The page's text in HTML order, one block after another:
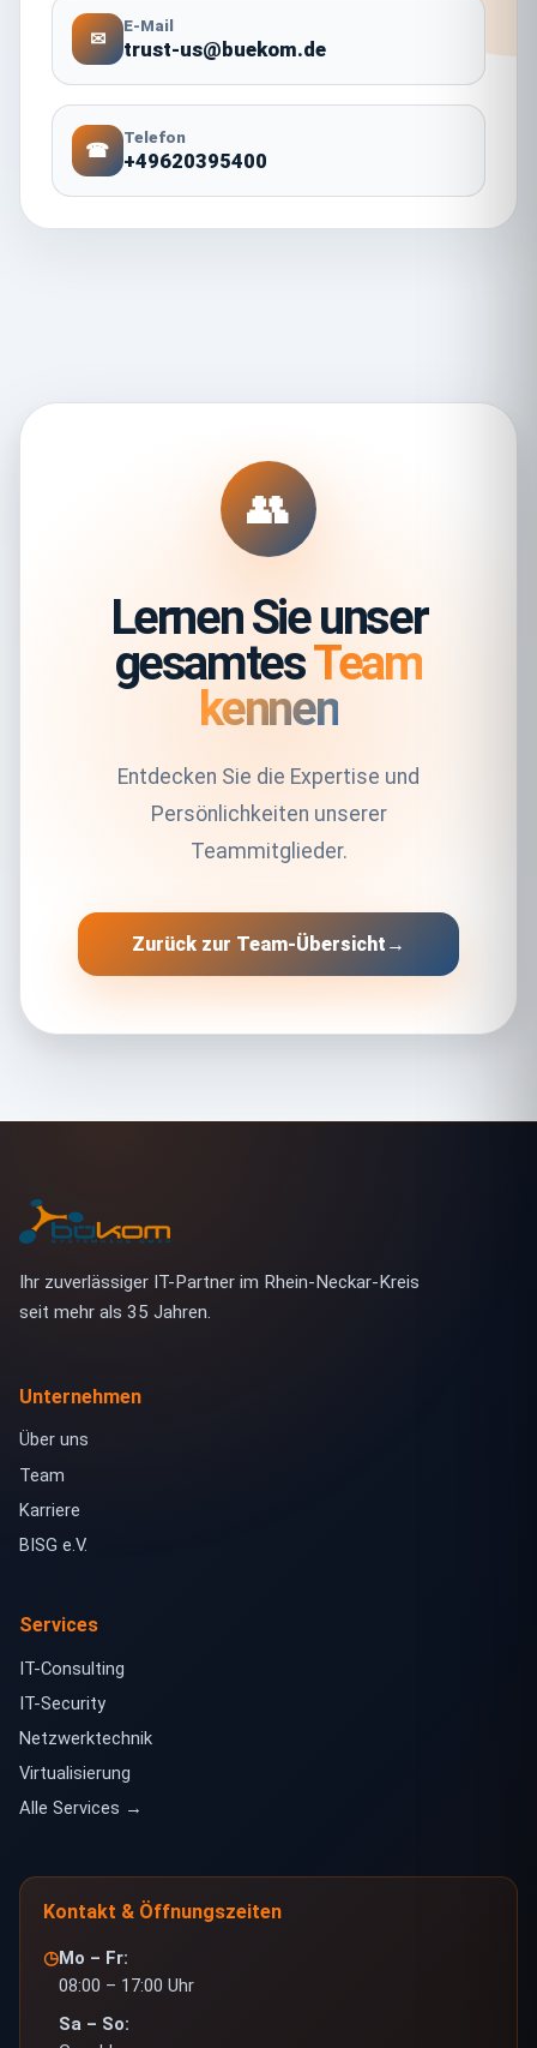
✉
E-Mail
trust-us@buekom.de
☎
Telefon
+49620395400
👥
Lernen Sie unser
gesamtesTeam
kennen
Entdecken Sie die Expertise und
Persönlichkeiten unserer
Teammitglieder.
Zurück zur Team-Übersicht →
Ihr zuverlässiger IT-Partner im Rhein-Neckar-Kreis
seit mehr als 35 Jahren.
Unternehmen
Über uns
Team
Karriere
BISG e.V.
Services
IT-Consulting
IT-Security
Netzwerktechnik
Virtualisierung
Alle Services →
Kontakt & Öffnungszeiten
◷Mo – Fr:
08:00 – 17:00 Uhr
Sa – So: